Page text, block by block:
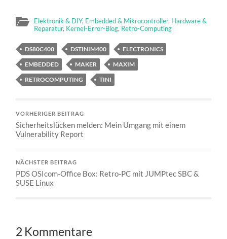
Elektronik & DIY, Embedded & Mikrocontroller, Hardware &
Reparatur, Kernel-Error-Blog, Retro-Computing
DS80C400 DSTINIM400
ELECTRONICS
EMBEDDED
MAKER
MAXIM
RETROCOMPUTING
TINI
VORHERIGER BEITRAG
Sicherheitslücken melden: Mein Umgang mit einem
Vulnerability Report
NÄCHSTER BEITRAG
PDS OSIcom-Office Box: Retro-PC mit JUMPtec SBC &
SUSE Linux​
2 Kommentare